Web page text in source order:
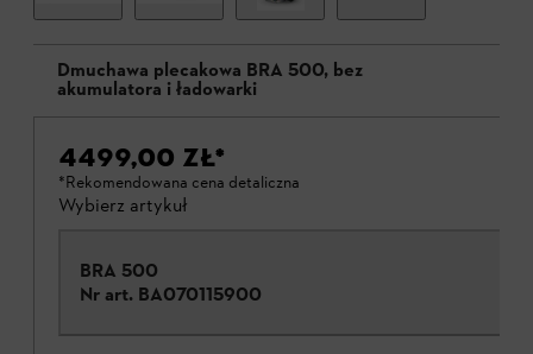
Dmuchawa plecakowa BRA 500, bez
akumulatora i ładowarki
4499,00 ZŁ*
*Rekomendowana cena detaliczna
Wybierz artykuł
BRA 500
Nr art. BA070115900